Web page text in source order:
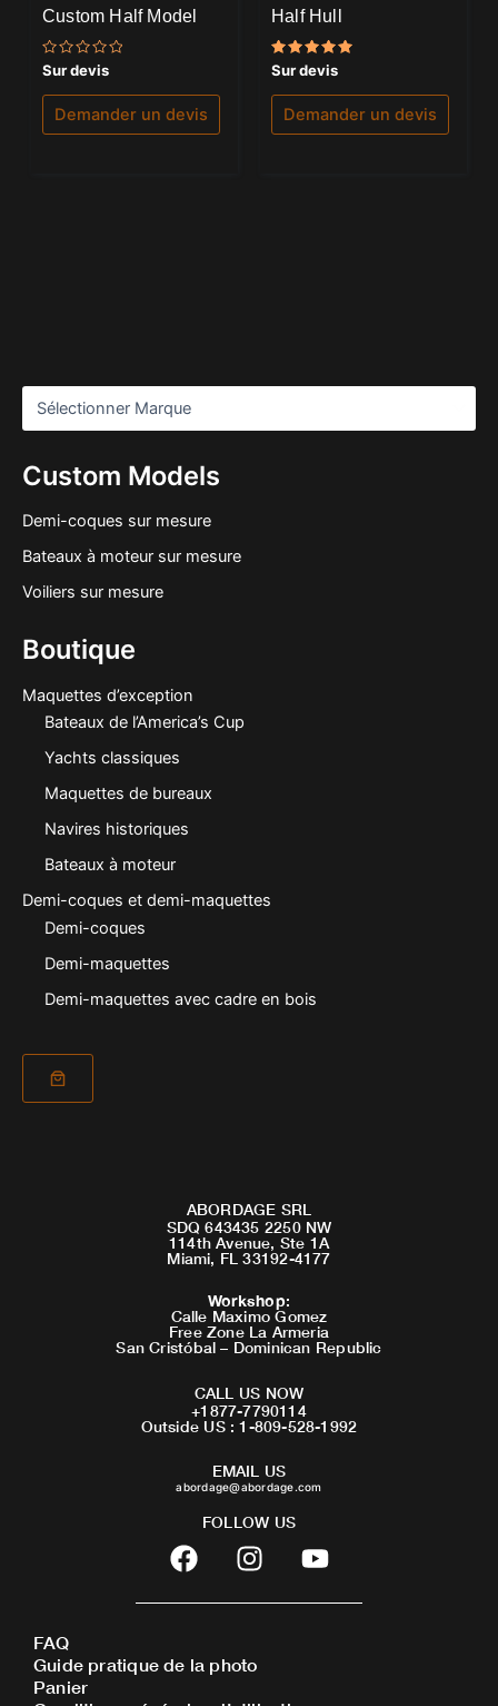
Custom Models
Demi-coques sur mesure
Bateaux à moteur sur mesure
Voiliers sur mesure
Boutique
Maquettes d’exception
Bateaux de l’America’s Cup
Yachts classiques
Maquettes de bureaux
Navires historiques
Bateaux à moteur
Demi-coques et demi-maquettes
Demi-coques
Demi-maquettes
Demi-maquettes avec cadre en bois
Custom Half Model
Note
0
sur
Sur devis
Demander un devis
Half Hull
Note
5.00
sur 5
Sur devis
Demander un devis
ABORDAGE SRL
SDQ 643435 2250 NW
114th Avenue, Ste 1A
Miami, FL 33192-4177
Workshop:
Calle Maximo Gomez
Free Zone La Armeria
San Cristóbal – Dominican Republic
CALL US NOW
+1877-7790114
Outside US : 1-809-528-1992
EMAIL US
abordage@abordage.com
FOLLOW US
F
a
c
b
o
I
n
s
a
g
Y
o
u
FAQ
Guide pratique de la photo
Panier